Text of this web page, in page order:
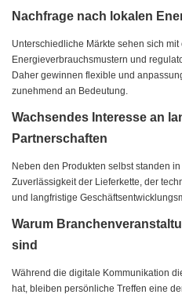
Nachfrage nach lokalen
Unterschiedliche Märkte sehen sich
Energieverbrauchsmustern und
Daher gewinnen flexible und
zunehmend an Bedeutung.
Wachsendes Interesse an
Partnerschaften
Neben den Produkten selbst standen
Zuverlässigkeit der Lieferkette, der
und langfristige
Warum
sind
Während die digitale Kommunikation
hat, bleiben persönliche Treffen eine